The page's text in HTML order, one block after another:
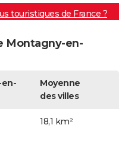
touristiques de France ?
Montagny-en-
Moyenne
des villes
18,1 km²